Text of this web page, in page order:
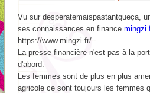
Vu sur desperatemaispastantqueça,
ses connaissances en finance
https://www.mingzi.fr/.
La presse financière n'est pas à la
d'abord.
Les femmes sont de plus en plus
agricole ce sont toujours les femmes